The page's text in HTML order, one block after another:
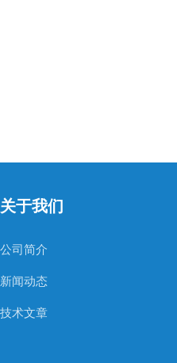
关于我们
公司简介
新闻动态
技术文章